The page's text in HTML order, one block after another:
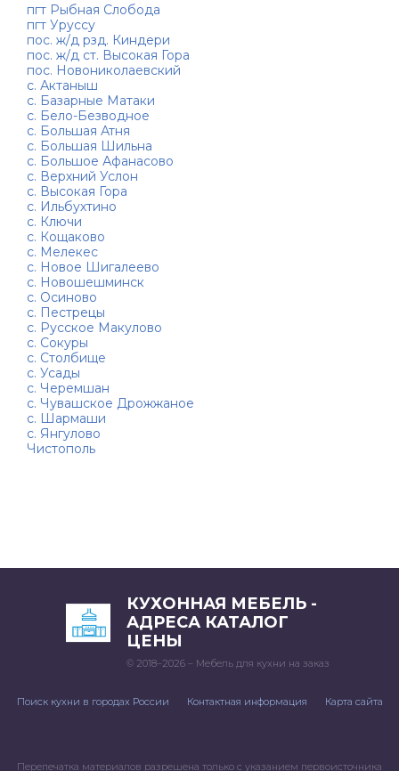
пгт Рыбная Слобода
пгт Уруссу
пос. ж/д рзд. Киндери
пос. ж/д ст. Высокая Гора
пос. Новониколаевский
с. Актаныш
с. Базарные Матаки
с. Бело-Безводное
с. Большая Атня
с. Большая Шильна
с. Большое Афанасово
с. Верхний Услон
с. Высокая Гора
с. Ильбухтино
с. Ключи
с. Кощаково
с. Мелекес
с. Новое Шигалеево
с. Новошешминск
с. Осиново
с. Пестрецы
с. Русское Макулово
с. Сокуры
с. Столбище
с. Усады
с. Черемшан
с. Чувашское Дрожжаное
с. Шармаши
с. Янгулово
Чистополь
КУХОННАЯ МЕБЕЛЬ -
АДРЕСА КАТАЛОГ
ЦЕНЫ
© 2018–2026 – Мебель для кухни на заказ
Поиск кухни в городах России Контактная информация Карта сайта
Перепечатка материалов разрешена только с указанием первоисточника